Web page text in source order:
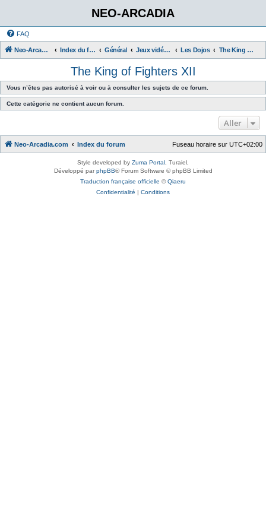
NEO-ARCADIA
FAQ
Neo-Arcadia.com Index du forum Général Jeux vidéo d'arcade Les Dojos The King of Fighters XII
The King of Fighters XII
Vous n’êtes pas autorisé à voir ou à consulter les sujets de ce forum.
Cette catégorie ne contient aucun forum.
Aller
Neo-Arcadia.com Index du forum Fuseau horaire sur UTC+02:00
Style developed by Zuma Portal , Turaiel,
Développé parphpBB® Forum Software © phpBB Limited
Traduction française officielle ©Qiaeru
Confidentialité | Conditions